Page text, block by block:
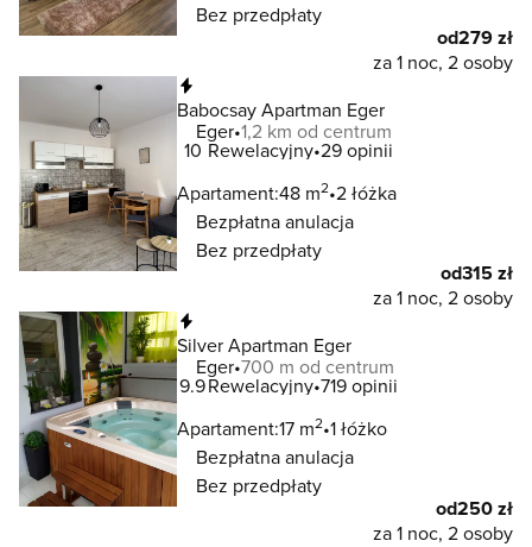
Bez przedpłaty
od279 zł
za 1 noc, 2 osoby
Babocsay Apartman Eger
Eger 1,2 km od centrum
10 Rewelacyjny 29 opinii
Apartament:48 m2 2 łóżka
Bezpłatna anulacja
Bez przedpłaty
od315 zł
za 1 noc, 2 osoby
Silver Apartman Eger
Eger 700 m od centrum
9.9Rewelacyjny 719 opinii
Apartament:17 m2 1 łóżko
Bezpłatna anulacja
Bez przedpłaty
od250 zł
za 1 noc, 2 osoby